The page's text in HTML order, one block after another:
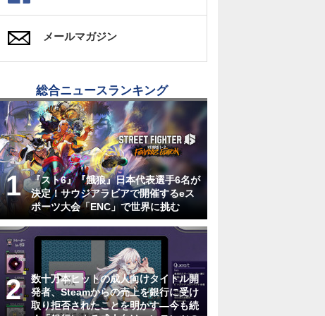
メールマガジン
総合ニュースランキング
『スト6』『餓狼』日本代表選手6名が
決定！サウジアラビアで開催するeス
ポーツ大会「ENC」で世界に挑む
数十万本ヒットの成人向けタイトル開
発者、Steamからの売上を銀行に受け
取り拒否されたことを明かす―今も続